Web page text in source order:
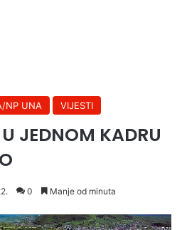
NP UNA VIJESTI
JEDNOM KADRU
0 Manje od minuta